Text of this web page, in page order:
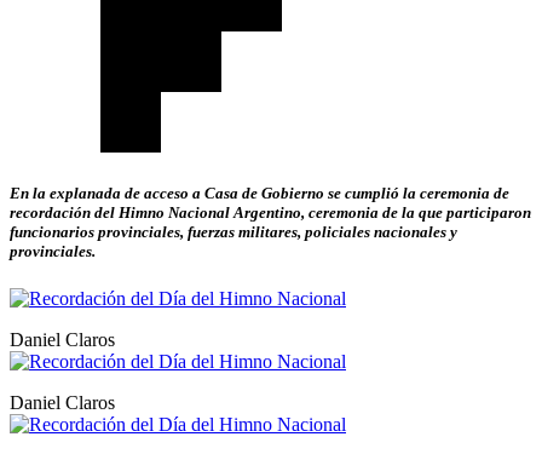
En la explanada de acceso a Casa de Gobierno se cumplió la ceremonia de
recordación del Himno Nacional Argentino, ceremonia de la que participaron
funcionarios provinciales, fuerzas militares, policiales nacionales y
provinciales.
Daniel Claros
Daniel Claros